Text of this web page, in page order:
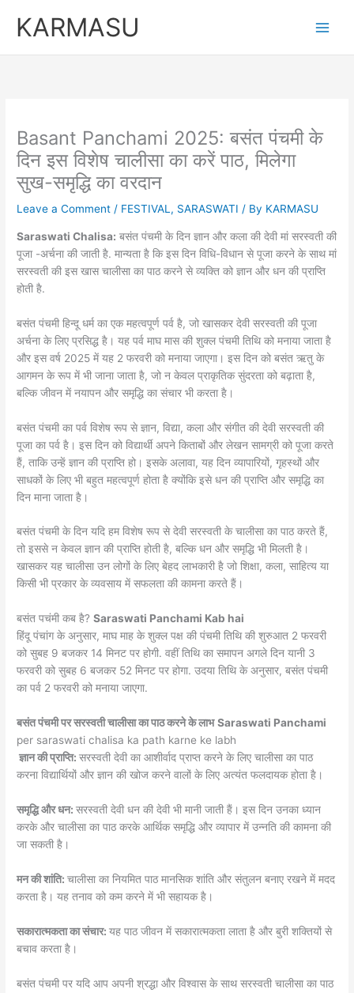
KARMASU
Basant Panchami 2025: बसंत पंचमी के
दिन इस विशेष चालीसा का करें पाठ, मिलेगा
सुख-समृद्धि का वरदान
Leave a Comment / FESTIVAL , SARASWATI / By KARMASU
Saraswati Chalisa: बसंत पंचमी के दिन ज्ञान और कला की देवी मां सरस्वती की
पूजा -अर्चना की जाती है. मान्यता है कि इस दिन विधि-विधान से पूजा करने के साथ मां
सरस्वती की इस खास चालीसा का पाठ करने से व्यक्ति को ज्ञान और धन की प्राप्ति
होती है.
बसंत पंचमी हिन्दू धर्म का एक महत्वपूर्ण पर्व है, जो खासकर देवी सरस्वती की पूजा
अर्चना के लिए प्रसिद्ध है। यह पर्व माघ मास की शुक्ल पंचमी तिथि को मनाया जाता है
और इस वर्ष 2025 में यह 2 फरवरी को मनाया जाएगा। इस दिन को बसंत ऋतु के
आगमन के रूप में भी जाना जाता है, जो न केवल प्राकृतिक सुंदरता को बढ़ाता है,
बल्कि जीवन में नयापन और समृद्धि का संचार भी करता है।
बसंत पंचमी का पर्व विशेष रूप से ज्ञान, विद्या, कला और संगीत की देवी सरस्वती की
पूजा का पर्व है। इस दिन को विद्यार्थी अपने किताबों और लेखन सामग्री को पूजा करते
हैं, ताकि उन्हें ज्ञान की प्राप्ति हो। इसके अलावा, यह दिन व्यापारियों, गृहस्थों और
साधकों के लिए भी बहुत महत्वपूर्ण होता है क्योंकि इसे धन की प्राप्ति और समृद्धि का
दिन माना जाता है।
बसंत पंचमी के दिन यदि हम विशेष रूप से देवी सरस्वती के चालीसा का पाठ करते हैं,
तो इससे न केवल ज्ञान की प्राप्ति होती है, बल्कि धन और समृद्धि भी मिलती है।
खासकर यह चालीसा उन लोगों के लिए बेहद लाभकारी है जो शिक्षा, कला, साहित्य या
किसी भी प्रकार के व्यवसाय में सफलता की कामना करते हैं।
बसंत पचंमी कब है?Saraswati Panchami Kab hai
हिंदू पंचांग के अनुसार, माघ माह के शुक्ल पक्ष की पंचमी तिथि की शुरुआत 2 फरवरी
को सुबह 9 बजकर 14 मिनट पर होगी. वहीं तिथि का समापन अगले दिन यानी 3
फरवरी को सुबह 6 बजकर 52 मिनट पर होगा. उदया तिथि के अनुसार, बसंत पंचमी
का पर्व 2 फरवरी को मनाया जाएगा.
बसंत पंचमी पर सरस्वती चालीसा का पाठ करने के लाभ Saraswati Panchami
per saraswati chalisa ka path karne ke labh
ज्ञान की प्राप्ति:सरस्वती देवी का आशीर्वाद प्राप्त करने के लिए चालीसा का पाठ
करना विद्यार्थियों और ज्ञान की खोज करने वालों के लिए अत्यंत फलदायक होता है।
समृद्धि और धन:सरस्वती देवी धन की देवी भी मानी जाती हैं। इस दिन उनका ध्यान
करके और चालीसा का पाठ करके आर्थिक समृद्धि और व्यापार में उन्नति की कामना की
जा सकती है।
मन की शांति:चालीसा का नियमित पाठ मानसिक शांति और संतुलन बनाए रखने में मदद
करता है। यह तनाव को कम करने में भी सहायक है।
सकारात्मकता का संचार:यह पाठ जीवन में सकारात्मकता लाता है और बुरी शक्तियों से
बचाव करता है।
बसंत पंचमी पर यदि आप अपनी श्रद्धा और विश्वास के साथ सरस्वती चालीसा का पाठ